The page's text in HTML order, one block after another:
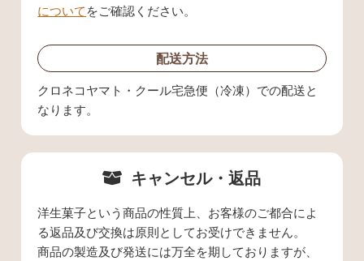
についてをご確認ください。
配送方法
クロネコヤマト・クール宅急便（冷凍）での配送と
なります。
キャンセル・返品
洋生菓子という商品の性質上、お客様のご都合によ
る返品及び交換は原則としてお受けできません。
商品の製造及び発送には万全を期しておりますが、